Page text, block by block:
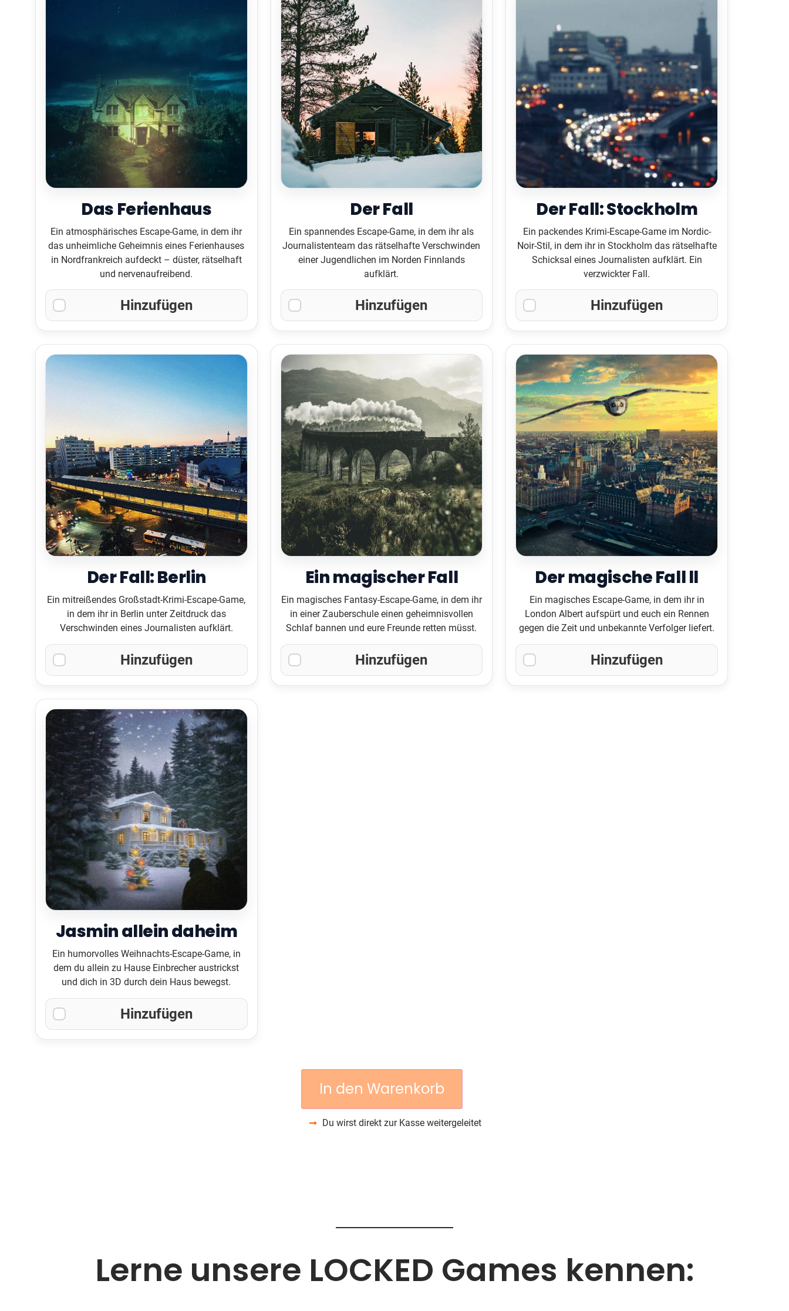
Das Ferienhaus
Ein atmosphärisches Escape-Game, in dem ihr
das unheimliche Geheimnis eines Ferienhauses
in Nordfrankreich aufdeckt – düster, rätselhaft
und nervenaufreibend.
Hinzufügen
Der Fall
Ein spannendes Escape-Game, in dem ihr als
Journalistenteam das rätselhafte Verschwinden
einer Jugendlichen im Norden Finnlands
aufklärt.
Hinzufügen
Der Fall: Stockholm
Ein packendes Krimi-Escape-Game im Nordic-
Noir-Stil, in dem ihr in Stockholm das rätselhafte
Schicksal eines Journalisten aufklärt. Ein
verzwickter Fall.
Hinzufügen
Der Fall: Berlin
Ein mitreißendes Großstadt-Krimi-Escape-Game,
in dem ihr in Berlin unter Zeitdruck das
Verschwinden eines Journalisten aufklärt.
Hinzufügen
Ein magischer Fall
Ein magisches Fantasy-Escape-Game, in dem ihr
in einer Zauberschule einen geheimnisvollen
Schlaf bannen und eure Freunde retten müsst.
Hinzufügen
Der magische Fall ll
Ein magisches Escape-Game, in dem ihr in
London Albert aufspürt und euch ein Rennen
gegen die Zeit und unbekannte Verfolger liefert.
Hinzufügen
Jasmin allein daheim
Ein humorvolles Weihnachts-Escape-Game, in
dem du allein zu Hause Einbrecher austrickst
und dich in 3D durch dein Haus bewegst.
Hinzufügen
In den Warenkorb
Du wirst direkt zur Kasse weitergeleitet
Lerne unsere LOCKED Games kennen: